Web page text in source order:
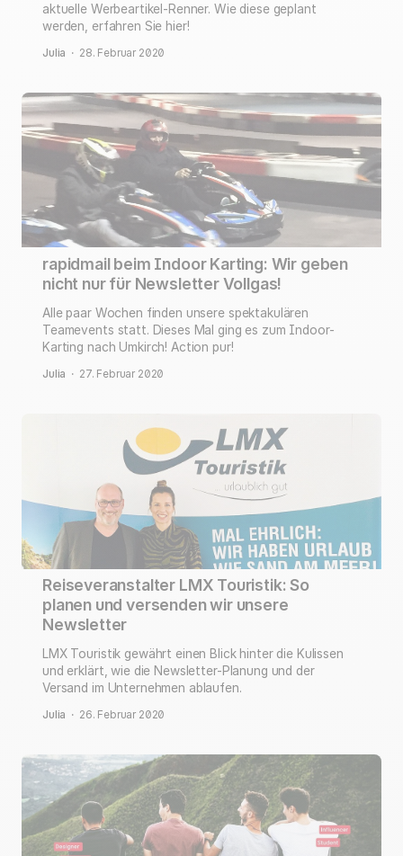
aktuelle Werbeartikel-Renner. Wie diese geplant
werden, erfahren Sie hier!
Julia · 28. Februar 2020
rapidmail beim Indoor Karting: Wir geben
nicht nur für Newsletter Vollgas!
Alle paar Wochen finden unsere spektakulären
Teamevents statt. Dieses Mal ging es zum Indoor-
Karting nach Umkirch! Action pur!
Julia · 27. Februar 2020
Reiseveranstalter LMX Touristik: So
planen und versenden wir unsere
Newsletter
LMX Touristik gewährt einen Blick hinter die Kulissen
und erklärt, wie die Newsletter-Planung und der
Versand im Unternehmen ablaufen.
Julia · 26. Februar 2020